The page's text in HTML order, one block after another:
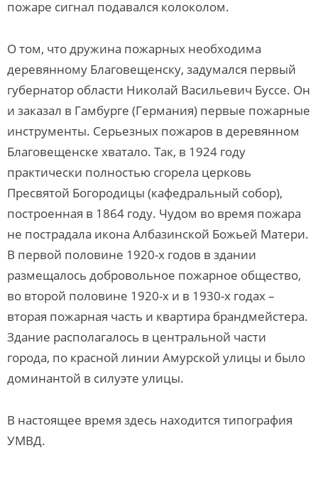
пожаре сигнал подавался колоколом.
О том, что дружина пожарных необходима
деревянному Благовещенску, задумался первый
губернатор области Николай Васильевич Буссе. Он
и заказал в Гамбурге (Германия) первые пожарные
инструменты. Серьезных пожаров в деревянном
Благовещенске хватало. Так, в 1924 году
практически полностью сгорела церковь
Пресвятой Богородицы (кафедральный собор),
построенная в 1864 году. Чудом во время пожара
не пострадала икона Албазинской Божьей Матери.
В первой половине 1920-х годов в здании
размещалось добровольное пожарное общество,
во второй половине 1920-х и в 1930-х годах –
вторая пожарная часть и квартира брандмейстера.
Здание располагалось в центральной части
города, по красной линии Амурской улицы и было
доминантой в силуэте улицы.
В настоящее время здесь находится типография
УМВД.